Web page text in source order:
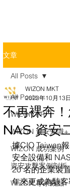
文章
All Posts
WIZON PR
WIZON 資安知識+
WIZON 成功案例
資安攻擊案例剖析
WIZON 專家觀點
All Posts
不再裸奔
NAS 資安
WIZON MKT
2023年10月13日
據CIO Taiwan
安全設備和
20 名的企業裝
年來更成為駭